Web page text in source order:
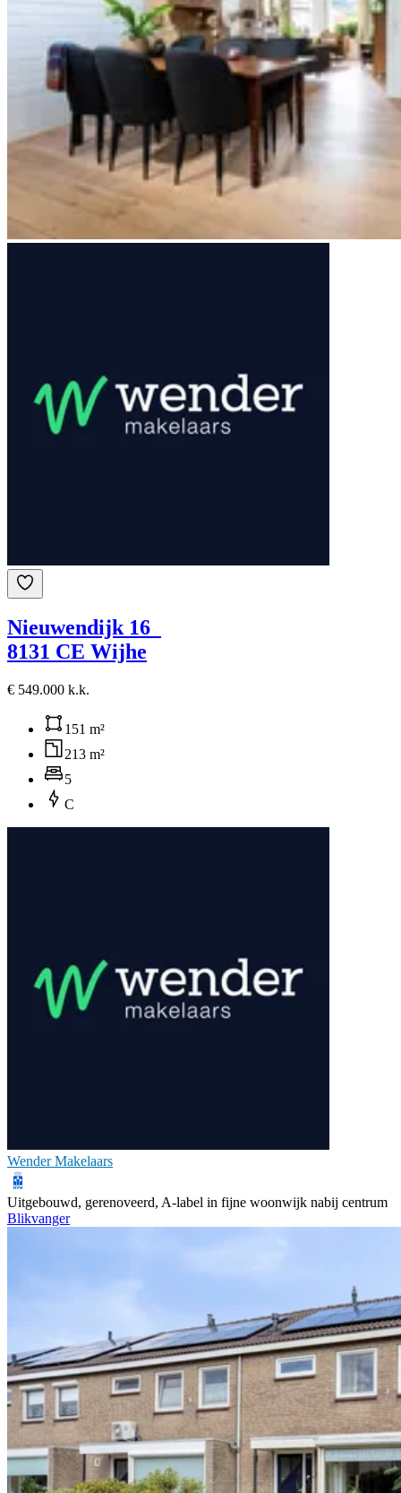
Nieuwendijk 16
8131 CE Wijhe
€ 549.000 k.k.
151 m²
213 m²
5
C
Wender Makelaars
Uitgebouwd, gerenoveerd, A-label in fijne woonwijk nabij centrum
Blikvanger